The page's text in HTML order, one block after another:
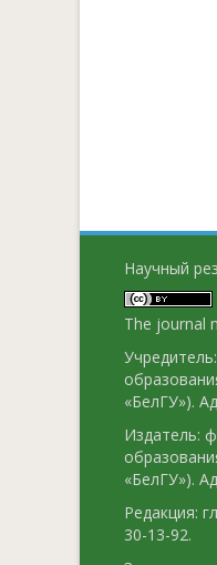
Научный
The journal
«БелГУ»).
Издатель:
«БелГУ»).
Редакция:
30-13-92.